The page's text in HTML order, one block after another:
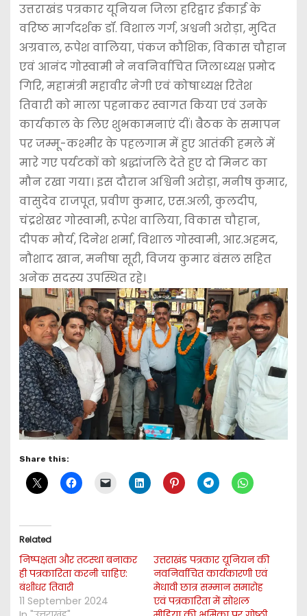
उत्तराखंड पत्रकार यूनियन जिला हरिद्वार ईकाई के
वरिष्ठ मार्गदर्शक डॉ. विशाल गर्ग, अश्वनी अरोड़ा, मुदित
अग्रवाल, रूपेश वालिया, पंकज कौशिक, विकास चौहान
एवं आनंद गोस्वामी ने नवनिर्वाचित जिलाध्यक्ष प्रमोद
गिरि, महामंत्री महावीर नेगी एवं कोषाध्यक्ष रितेश
तिवारी को माला पहनाकर स्वागत किया एवं उनके
कार्यकाल के लिए शुभकामनाएं दीं। बैठक के समापन
पर जम्मू-कश्मीर के पहलगाम में हुए आतंकी हमले में
मारे गए पर्यटकों को श्रद्धांजलि देते हुए दो मिनट का
मौन रखा गया। इस दौरान अश्विनी अरोड़ा, मनीष कुमार,
वासुदेव राजपूत, प्रवीण कुमार, एस.अली, कुलदीप,
चंद्रशेखर गोस्वामी, रूपेश वालिया, विकास चौहान,
दीपक मौर्य, दिनेश शर्मा, विशाल गोस्वामी, आर.अहमद,
नौशाद खान, मनीषा सूरी, विजय कुमार बंसल सहित
अनेक सदस्य उपस्थित रहे।
Share this:
Related
निष्पक्षता और तटस्था बनाकर
ही पत्रकारिता करनी चाहिए:
बंशीधर तिवारी
11 September 2024
उत्तराखंड पत्रकार यूनियन की
नवनिर्वाचित कार्यकारणी एवं
मेधावी छात्र सम्मान समारोह
एवं पत्रकारिता में सोशल